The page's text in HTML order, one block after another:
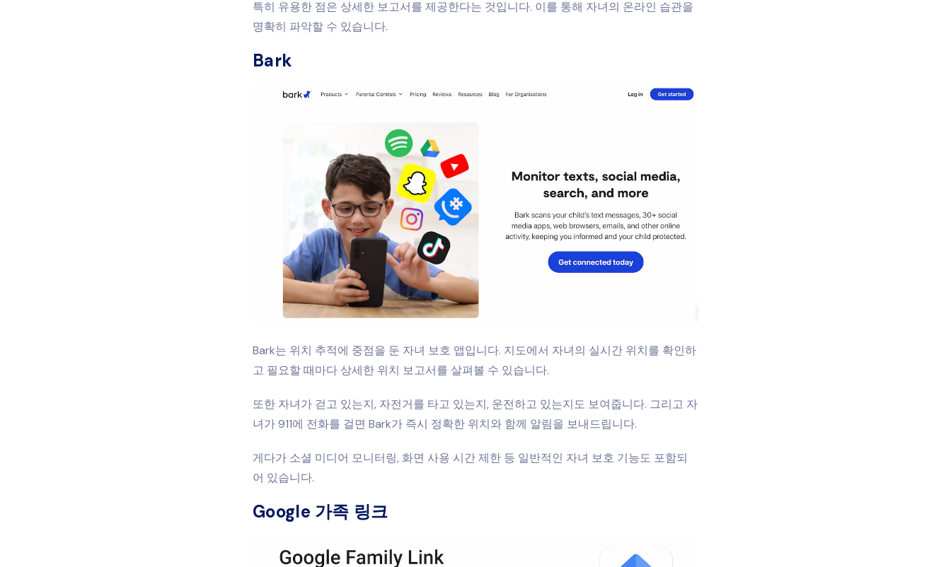
특히 유용한 점은 상세한 보고서를 제공한다는 것입니다. 이를 통해 자녀의 온라인 습관을
명확히 파악할 수 있습니다.
Bark
Bark는 위치 추적에 중점을 둔 자녀 보호 앱입니다. 지도에서 자녀의 실시간 위치를 확인하
고 필요할 때마다 상세한 위치 보고서를 살펴볼 수 있습니다.
또한 자녀가 걷고 있는지, 자전거를 타고 있는지, 운전하고 있는지도 보여줍니다. 그리고 자
녀가 911에 전화를 걸면 Bark가 즉시 정확한 위치와 함께 알림을 보내드립니다.
게다가 소셜 미디어 모니터링, 화면 사용 시간 제한 등 일반적인 자녀 보호 기능도 포함되
어 있습니다.
Google 가족 링크